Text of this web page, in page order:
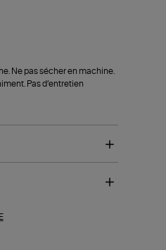
Ne pas sécher en machine.
Pas d’entretien